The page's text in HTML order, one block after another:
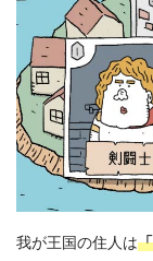
我が王国の住人は